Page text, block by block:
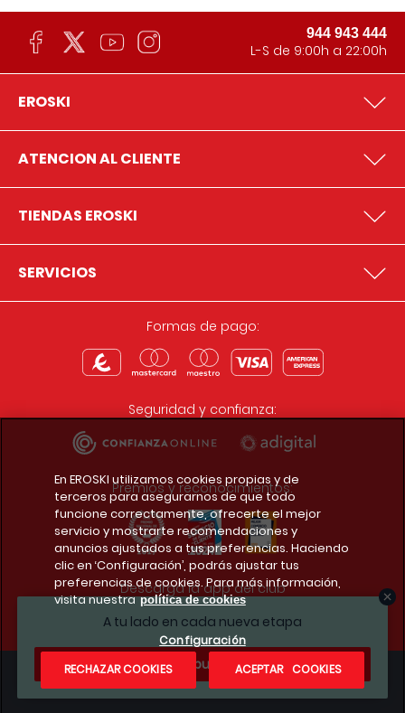
A tu lado en cada nueva etapa
¿Te apuntas?
944 943 444
L-S de 9:00h a 22:00h
EROSKI
ATENCION AL CLIENTE
TIENDAS EROSKI
SERVICIOS
Formas de pago:
Seguridad y confianza:
Premios y reconocimientos:
Descarga la app del club
Condiciones legales
En EROSKI utilizamos cookies propias y de
terceros para asegurarnos de que todo
funcione correctamente, ofrecerte el mejor
servicio y mostrarte recomendaciones y
anuncios ajustados a tus preferencias. Haciendo
clic en ‘Configuración’, podrás ajustar tus
preferencias de cookies. Para más información,
visita nuestra política de cookies
Configuración
RECHAZAR COOKIES
ACEPTAR COOKIES